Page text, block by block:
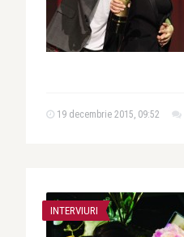
19 decembrie 2015, 09:52
INTERVIURI